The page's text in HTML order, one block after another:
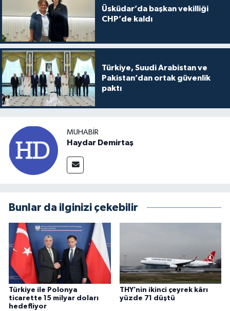
Üsküdar’da başkan vekilliği
CHP’de kaldı
Türkiye, Suudi Arabistan ve
Pakistan’dan ortak güvenlik
paktı
MUHABIR
Haydar Demirtaş
Bunlar da ilginizi çekebilir
Türkiye ile Polonya
ticarette 15 milyar doları
hedefliyor
THY’nin ikinci çeyrek kârı
yüzde 71 düştü